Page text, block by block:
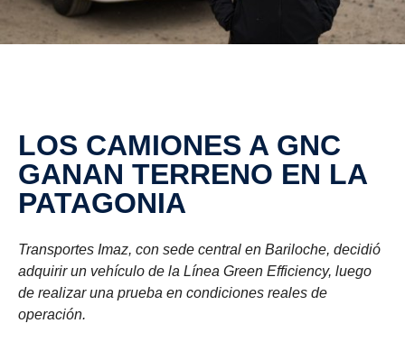
LOS CAMIONES A GNC
GANAN TERRENO EN LA
PATAGONIA
Transportes Imaz, con sede central en Bariloche, decidió
adquirir un vehículo de la Línea Green Efficiency, luego
de realizar una prueba en condiciones reales de
operación.